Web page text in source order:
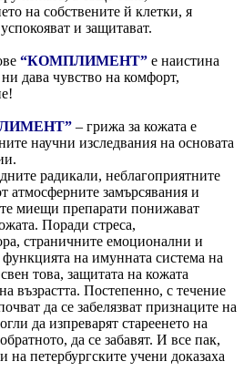
на собствените й клетки, я
и защитават.
“КОМПЛИМЕНТ” е наистина
дава чувство на комфорт,
– грижа за кожата е
научни изследвания на основата
радикали, неблагоприятните
атмосферните замърсявания и
миещи препарати понижават
Поради стреса,
страничните емоционални и
на имунната система на
това, защитата на кожата
възрастта. Постепенно, с течение
да се забелязват признаците на
да изпреварят стареенето на
да се забавят. И все пак,
на петербургските учени доказаха